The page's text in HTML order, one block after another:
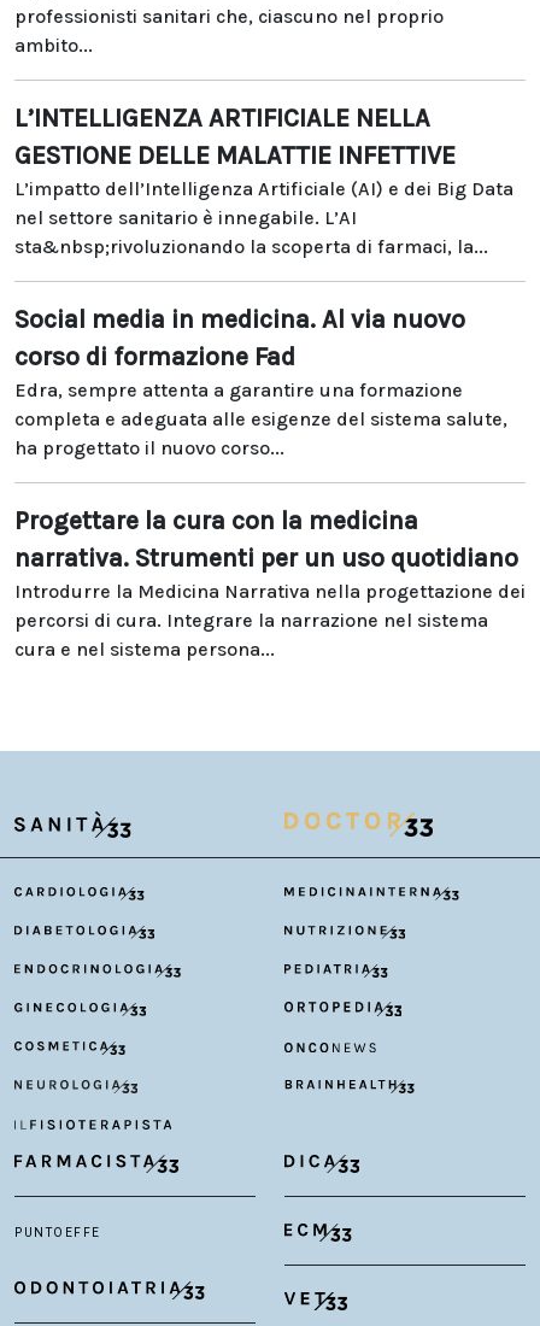
professionisti sanitari che, ciascuno nel proprio
ambito...
L’INTELLIGENZA ARTIFICIALE NELLA
GESTIONE DELLE MALATTIE INFETTIVE
L’impatto dell’Intelligenza Artificiale (AI) e dei Big Data
nel settore sanitario è innegabile. L’AI
sta&nbsp;rivoluzionando la scoperta di farmaci, la...
Social media in medicina. Al via nuovo
corso di formazione Fad
Edra, sempre attenta a garantire una formazione
completa e adeguata alle esigenze del sistema salute,
ha progettato il nuovo corso...
Progettare la cura con la medicina
narrativa. Strumenti per un uso quotidiano
Introdurre la Medicina Narrativa nella progettazione dei
percorsi di cura. Integrare la narrazione nel sistema
cura e nel sistema persona...